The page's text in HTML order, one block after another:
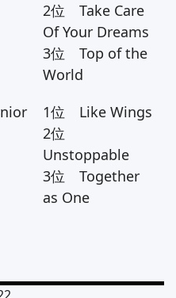
2位 Take Care
Of Your Dreams
3位 Top of the
World
1位 Like Wings
2位
Unstoppable
3位 Together
as One